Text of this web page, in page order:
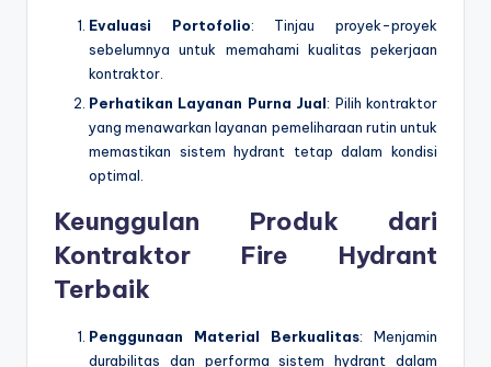
Evaluasi Portofolio: Tinjau proyek-proyek
sebelumnya untuk memahami kualitas pekerjaan
kontraktor.
Perhatikan Layanan Purna Jual: Pilih kontraktor
yang menawarkan layanan pemeliharaan rutin untuk
memastikan sistem hydrant tetap dalam kondisi
optimal.
Keunggulan Produk dari
Kontraktor Fire Hydrant
Terbaik
Penggunaan Material Berkualitas: Menjamin
durabilitas dan performa sistem hydrant dalam